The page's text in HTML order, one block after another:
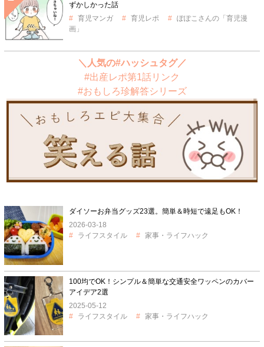
ずかしかった話
育児マンガ
育児レポ
ぽぽこさんの「育児漫
画」
＼人気の#ハッシュタグ／
#出産レポ第1話リンク
#おもしろ珍解答シリーズ
ダイソーお弁当グッズ23選。簡単＆時短で遠足もOK！
2026-03-18
ライフスタイル
家事・ライフハック
100均でOK！シンプル＆簡単な交通安全ワッペンのカバー
アイデア2選
2025-05-12
ライフスタイル
家事・ライフハック